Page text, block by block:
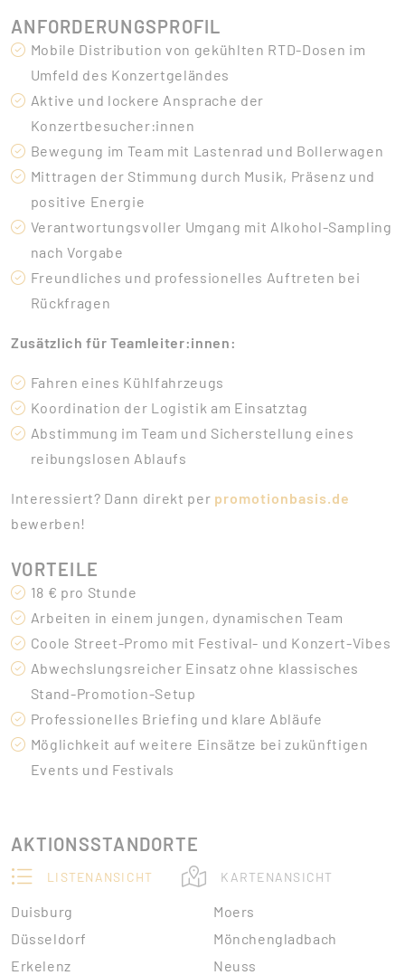
ANFORDERUNGSPROFIL
Mobile Distribution von gekühlten RTD-Dosen im
Umfeld des Konzertgeländes
Aktive und lockere Ansprache der
Konzertbesucher:innen
Bewegung im Team mit Lastenrad und Bollerwagen
Mittragen der Stimmung durch Musik, Präsenz und
positive Energie
Verantwortungsvoller Umgang mit Alkohol-Sampling
nach Vorgabe
Freundliches und professionelles Auftreten bei
Rückfragen
Zusätzlich für Teamleiter:innen:
Fahren eines Kühlfahrzeugs
Koordination der Logistik am Einsatztag
Abstimmung im Team und Sicherstellung eines
reibungslosen Ablaufs
Interessiert? Dann direkt per promotionbasis.de
bewerben!
VORTEILE
18 € pro Stunde
Arbeiten in einem jungen, dynamischen Team
Coole Street-Promo mit Festival- und Konzert-Vibes
Abwechslungsreicher Einsatz ohne klassisches
Stand-Promotion-Setup
Professionelles Briefing und klare Abläufe
Möglichkeit auf weitere Einsätze bei zukünftigen
Events und Festivals
AKTIONSSTANDORTE
LISTENANSICHT KARTENANSICHT
Duisburg
Düsseldorf
Erkelenz
Moers
Mönchengladbach
Neuss